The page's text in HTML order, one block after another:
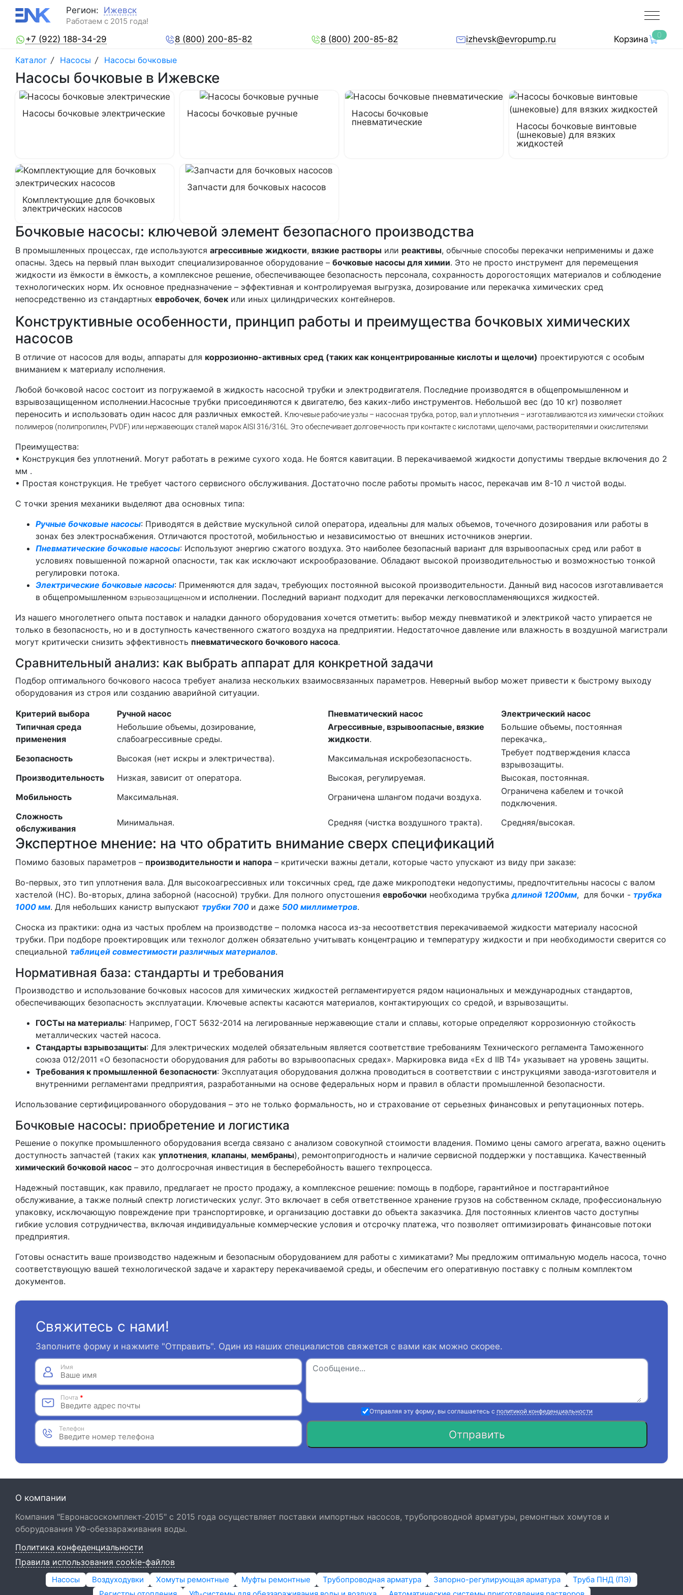
Регион: Ижевск
Работаем с 2015 года!
+7 (922) 188-34-29 8 (800) 200-85-82 8 (800) 200-85-82 izhevsk@evropump.ru Корзина 0
Каталог / Насосы / Насосы бочковые
Насосы бочковые в Ижевске
Насосы бочковые электрические Насосы бочковые ручные
Насосы бочковые
пневматические
Насосы бочковые винтовые
(шнековые) для вязких
жидкостей
Комплектующие для бочковых
электрических насосов
Запчасти для бочковых насосов
Бочковые насосы: ключевой элемент безопасного производства
В промышленных процессах, где используются агрессивные жидкости, вязкие растворы или реактивы, обычные способы перекачки неприменимы и даже
опасны. Здесь на первый план выходит специализированное оборудование – бочковые насосы для химии. Это не просто инструмент для перемещения
жидкости из ёмкости в ёмкость, а комплексное решение, обеспечивающее безопасность персонала, сохранность дорогостоящих материалов и соблюдение
технологических норм. Их основное предназначение – эффективная и контролируемая выгрузка, дозирование или перекачка химических сред
непосредственно из стандартных евробочек, бочек или иных цилиндрических контейнеров.
Конструктивные особенности, принцип работы и преимущества бочковых химических
насосов
В отличие от насосов для воды, аппараты для коррозионно-активных сред (таких как концентрированные кислоты и щелочи) проектируются с особым
вниманием к материалу исполнения.
Любой бочковой насос состоит из погружаемой в жидкость насосной трубки и электродвигателя. Последние производятся в общепромышленном и
взрывозащищенном исполнении.Насосные трубки присоединяются к двигателю, без каких-либо инструментов. Небольшой вес (до 10 кг) позволяет
переносить и использовать один насос для различных емкостей. Ключевые рабочие узлы – насосная трубка, ротор, вал и уплотнения – изготавливаются из химически стойких
полимеров (полипропилен, PVDF) или нержавеющих сталей марок AISI 316/316L. Это обеспечивает долговечность при контакте с кислотами, щелочами, растворителями и окислителями.
Преимущества:
• Конструкция без уплотнений. Могут работать в режиме сухого хода. Не боятся кавитации. В перекачиваемой жидкости допустимы твердые включения до 2
мм .
• Простая конструкция. Не требует частого сервисного обслуживания. Достаточно после работы промыть насос, перекачав им 8-10 л чистой воды.
С точки зрения механики выделяют два основных типа:
Ручные бочковые насосы: Приводятся в действие мускульной силой оператора, идеальны для малых объемов, точечного дозирования или работы в
зонах без электроснабжения. Отличаются простотой, мобильностью и независимостью от внешних источников энергии.
Пневматические бочковые насосы: Используют энергию сжатого воздуха. Это наиболее безопасный вариант для взрывоопасных сред или работ в
условиях повышенной пожарной опасности, так как исключают искрообразование. Обладают высокой производительностью и возможностью тонкой
регулировки потока.
Электрические бочковые насосы: Применяются для задач, требующих постоянной высокой производительности. Данный вид насосов изготавливается
в общепромышленном взрывозащищенном и исполнении. Последний вариант подходит для перекачки легковоспламеняющихся жидкостей.
Из нашего многолетнего опыта поставок и наладки данного оборудования хочется отметить: выбор между пневматикой и электрикой часто упирается не
только в безопасность, но и в доступность качественного сжатого воздуха на предприятии. Недостаточное давление или влажность в воздушной магистрали
могут критически снизить эффективность пневматического бочкового насоса.
Сравнительный анализ: как выбрать аппарат для конкретной задачи
Подбор оптимального бочкового насоса требует анализа нескольких взаимосвязанных параметров. Неверный выбор может привести к быстрому выходу
оборудования из строя или созданию аварийной ситуации.
Критерий выбора Ручной насос Пневматический насос
Электрический насос
Типичная среда
применения
Небольшие объемы, дозирование,
слабоагрессивные среды.
Агрессивные, взрывоопасные, вязкие
жидкости.
Большие объемы, постоянная
перекачка,.
Безопасность
Высокая (нет искры и электричества). Максимальная искробезопасность.
Требует подтверждения класса
взрывозащиты.
Производительность
Низкая, зависит от оператора. Высокая, регулируемая.
Высокая, постоянная.
Мобильность
Максимальная. Ограничена шлангом подачи воздуха.
Ограничена кабелем и точкой
подключения.
Сложность
обслуживания
Минимальная. Средняя (чистка воздушного тракта). Средняя/высокая.
Экспертное мнение: на что обратить внимание сверх спецификаций
Помимо базовых параметров – производительности и напора – критически важны детали, которые часто упускают из виду при заказе:
Во-первых, это тип уплотнения вала. Для высокоагрессивных или токсичных сред, где даже микроподтеки недопустимы, предпочтительны насосы с валом
хастелой (НС). Во-вторых, длина заборной (насосной) трубки. Для полного опустошения евробочки необходима трубкадлиной 1200мм, для бочки - трубка
1000 мм. Для небольших канистр выпускают трубки 700 и даже 500 миллиметров.
Сноска из практики: одна из частых проблем на производстве – поломка насоса из-за несоответствия перекачиваемой жидкости материалу насосной
трубки. При подборе проектировщик или технолог должен обязательно учитывать концентрацию и температуру жидкости и при необходимости сверится со
специальной таблицей совместимости различных материалов.
Нормативная база: стандарты и требования
Производство и использование бочковых насосов для химических жидкостей регламентируется рядом национальных и международных стандартов,
обеспечивающих безопасность эксплуатации. Ключевые аспекты касаются материалов, контактирующих со средой, и взрывозащиты.
ГОСТы на материалы: Например, ГОСТ 5632-2014 на легированные нержавеющие стали и сплавы, которые определяют коррозионную стойкость
металлических частей насоса.
Стандарты взрывозащиты: Для электрических моделей обязательным является соответствие требованиям Технического регламента Таможенного
союза 012/2011 «О безопасности оборудования для работы во взрывоопасных средах». Маркировка вида «Ex d IIB T4» указывает на уровень защиты.
Требования к промышленной безопасности: Эксплуатация оборудования должна проводиться в соответствии с инструкциями завода-изготовителя и
внутренними регламентами предприятия, разработанными на основе федеральных норм и правил в области промышленной безопасности.
Использование сертифицированного оборудования – это не только формальность, но и страхование от серьезных финансовых и репутационных потерь.
Бочковые насосы: приобретение и логистика
Решение о покупке промышленного оборудования всегда связано с анализом совокупной стоимости владения. Помимо цены самого агрегата, важно оценить
доступность запчастей (таких как уплотнения, клапаны, мембраны), ремонтопригодность и наличие сервисной поддержки у поставщика. Качественный
химический бочковой насос – это долгосрочная инвестиция в бесперебойность вашего техпроцесса.
Надежный поставщик, как правило, предлагает не просто продажу, а комплексное решение: помощь в подборе, гарантийное и постгарантийное
обслуживание, а также полный спектр логистических услуг. Это включает в себя ответственное хранение грузов на собственном складе, профессиональную
упаковку, исключающую повреждение при транспортировке, и организацию доставки до объекта заказчика. Для постоянных клиентов часто доступны
гибкие условия сотрудничества, включая индивидуальные коммерческие условия и отсрочку платежа, что позволяет оптимизировать финансовые потоки
предприятия.
Готовы оснастить ваше производство надежным и безопасным оборудованием для работы с химикатами? Мы предложим оптимальную модель насоса, точно
соответствующую вашей технологической задаче и характеру перекачиваемой среды, и обеспечим его оперативную поставку с полным комплектом
документов.
Свяжитесь с нами!
Заполните форму и нажмите "Отправить". Один из наших специалистов свяжется с вами как можно скорее.
Имя
Почта *
Телефон
Отправляя эту форму, вы соглашаетесь с политикой конфеденциальности
Отправить
О компании
Компания "Евронасоскомплект-2015" с 2015 года осуществляет поставки импортных насосов, трубопроводной арматуры, ремонтных хомутов и
оборудования УФ-обеззараживания воды.
Политика конфеденциальности
Правила использования cookie-файлов
Насосы Воздуходувки Хомуты ремонтные Муфты ремонтные Трубопроводная арматура Запорно-регулирующая арматура
Труба ПНД (ПЭ)